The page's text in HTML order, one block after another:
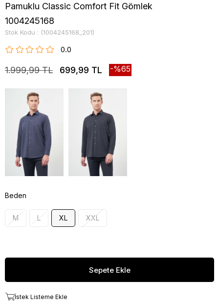
Pamuklu Classic Comfort Fit Gömlek
1004245168
Stok Kodu (1004245168_201)
0.0
1.999,99 TL 699,99 TL 65
Beden
M L XL XXL
İstek Listeme Ekle